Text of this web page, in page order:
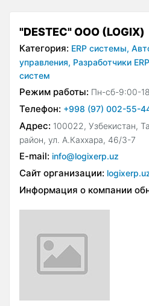
"DESTEC" ООО (LOGIX)
Категория: ERP системы,
управления, Разработчики
систем
Режим работы: Пн-сб-9:00-
Телефон: +998 (97) 002-55-
Адрес: 100022, Узбекистан,
район, ул. А.Каххара, 46/3-7
E-mail: info@logixerp.uz
Сайт организации:
Информация о компании